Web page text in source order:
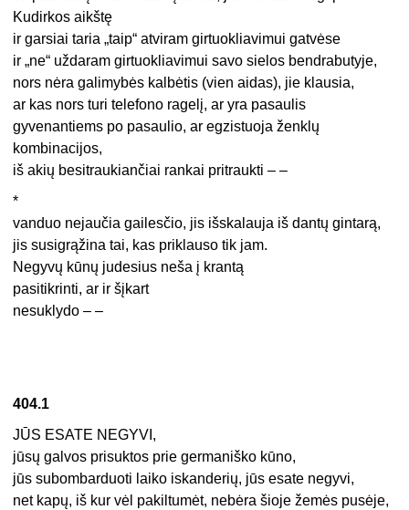
Kudirkos aikštę
ir garsiai taria „taip“ atviram girtuokliavimui gatvėse
ir „ne“ uždaram girtuokliavimui savo sielos bendrabutyje,
nors nėra galimybės kalbėtis (vien aidas), jie klausia,
ar kas nors turi telefono ragelį, ar yra pasaulis
gyvenantiems po pasaulio, ar egzistuoja ženklų
kombinacijos,
iš akių besitraukiančiai rankai pritraukti – –
*
vanduo nejaučia gailesčio, jis išskalauja iš dantų gintarą,
jis susigrąžina tai, kas priklauso tik jam.
Negyvų kūnų judesius neša į krantą
pasitikrinti, ar ir šįkart
nesuklydo – –
404.1
JŪS ESATE NEGYVI,
jūsų galvos prisuktos prie germaniško kūno,
jūs subombarduoti laiko iskanderių, jūs esate negyvi,
net kapų, iš kur vėl pakiltumėt, nebėra šioje žemės pusėje,